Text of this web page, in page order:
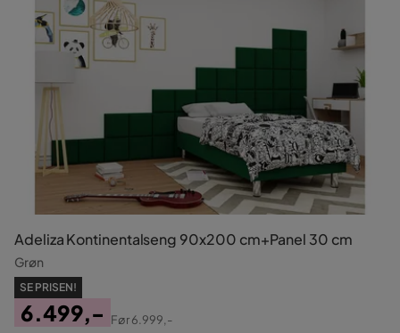
Adeliza Kontinentalseng 90x200 cm+Panel 30 cm
Grøn
SE PRISEN!
6.499,-
Før6.999,-